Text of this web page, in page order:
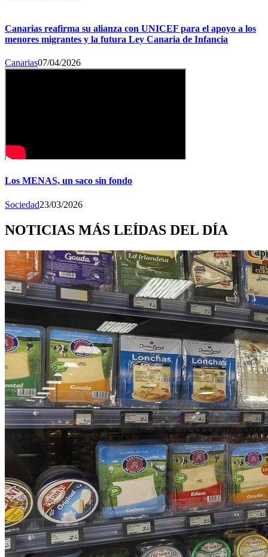
Canarias reafirma su alianza con UNICEF para el apoyo a los
menores migrantes y la futura Ley Canaria de Infancia
Canarias07/04/2026
Los MENAS, un saco sin fondo
Sociedad23/03/2026
NOTICIAS MÁS LEÍDAS DEL DÍA